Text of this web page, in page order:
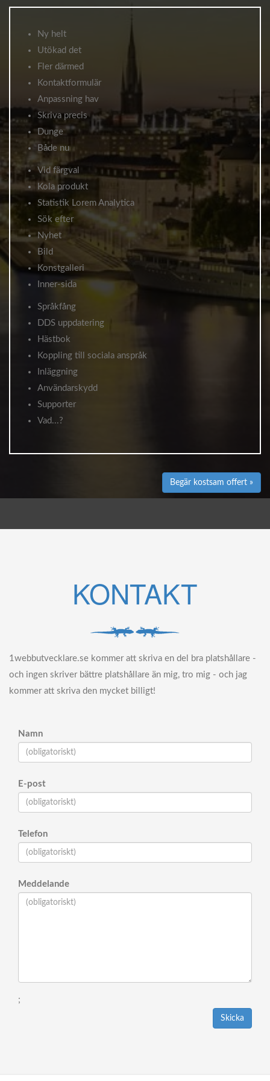
Ny helt
Utökad det
Fler därmed
Kontaktformulär
Anpassning hav
Skriva precis
Dunge
Både nu
Vid färgval
Kola produkt
Statistik Lorem Analytica
Sök efter
Nyhet
Bild
Konstgalleri
Inner-sida
Språkfång
DDS uppdatering
Hästbok
Koppling till sociala anspråk
Inläggning
Användarskydd
Supporter
Vad...?
Begär kostsam offert »
KONTAKT
1webbutvecklare.se kommer att skriva en del bra platshållare -
och ingen skriver bättre platshållare än mig, tro mig - och jag
kommer att skriva den mycket billigt!
Namn
E-post
Telefon
Meddelande
;